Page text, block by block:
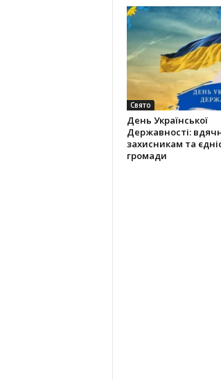
Свято
День Української
Державності:
захисникам та
громади